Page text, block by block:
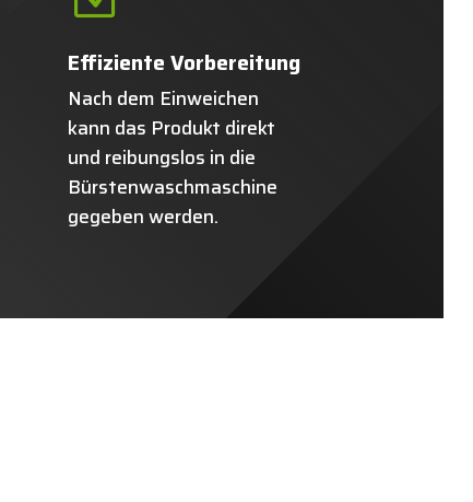
Effiziente Vorbereitung
Nach dem Einweichen
kann das Produkt direkt
und reibungslos in die
Bürstenwaschmaschine
gegeben werden.